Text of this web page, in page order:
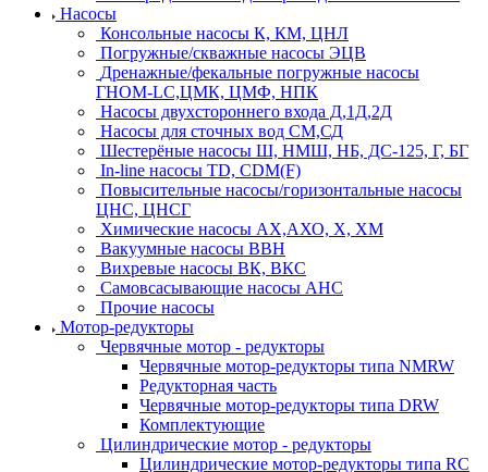
Насосы
Консольные насосы К, КМ, ЦНЛ
Погружные/скважные насосы ЭЦВ
Дренажные/фекальные погружные насосы
ГНОМ-LC,ЦМК, ЦМФ, НПК
Насосы двухстороннего входа Д,1Д,2Д
Насосы для сточных вод СМ,СД
Шестерёные насосы Ш, НМШ, НБ, ДС-125, Г, БГ
In-line насосы TD, CDM(F)
Повысительные насосы/горизонтальные насосы
ЦНС, ЦНСГ
Химические насосы АХ,АХО, Х, ХМ
Вакуумные насосы ВВН
Вихревые насосы ВК, ВКС
Самовсасывающие насосы АНС
Прочие насосы
Мотор-редукторы
Червячные мотор - редукторы
Червячные мотор-редукторы типа NMRW
Редукторная часть
Червячные мотор-редукторы типа DRW
Комплектующие
Цилиндрические мотор - редукторы
Цилиндрические мотор-редукторы типа RC